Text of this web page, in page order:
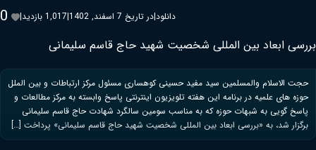
0 | 1,017 بازدید| در تاریخ 7 اسفند, 1402|دانلود
بررسی ابعاد بین المللی شخصیت شهید حاج قاسم سلیمانی
حجت الاسلام والمسلمین سید مفید حسینی کوهساری مسئول مرکز ارتباطات و بین الملل
حوزه های علمیه در برنامه این هفته تلویزیون اینترنتی پاسخ وابسته به مرکز مطالعات و
پاسخ گویی به شبهات حوزه که به مناسب سومین سالگرد شهادت حاج قاسم سلیمانی
برگزار شد، به «بررسی ابعاد بین المللی شخصیت شهید حاج قاسم سلیمانی» پرداخت […]